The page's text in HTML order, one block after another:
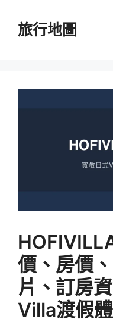
旅行地圖
價、房價
片、訂房
Villa渡假